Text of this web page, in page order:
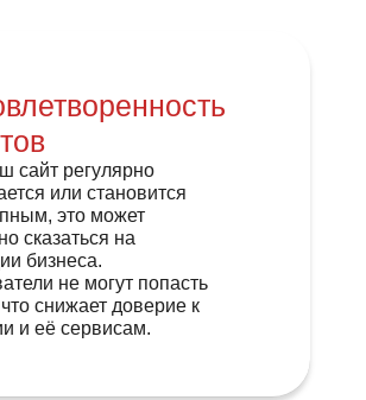
сайт регулярно
или становится
это может
сказаться на
бизнеса.
не могут попасть
что снижает доверие к
и её сервисам.